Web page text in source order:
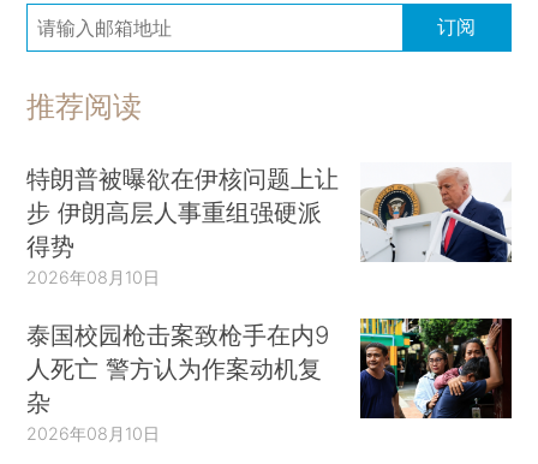
订阅
推荐阅读
特朗普被曝欲在伊核问题上让
步 伊朗高层人事重组强硬派
得势
2026年08月10日
泰国校园枪击案致枪手在内9
人死亡 警方认为作案动机复
杂
2026年08月10日